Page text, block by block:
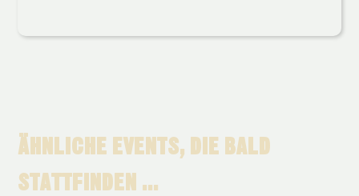
ÄHNLICHE EVENTS, DIE BALD
STATTFINDEN ...